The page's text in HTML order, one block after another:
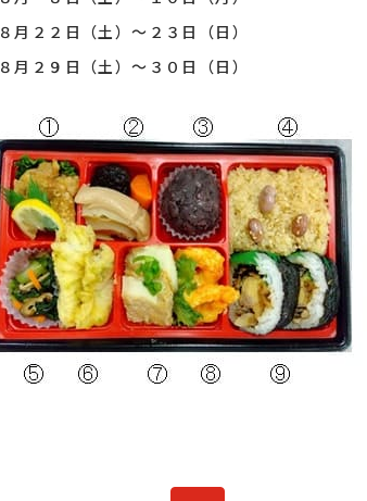
８月２２日（土）～２３日（日）
８月２９日（土）～３０日（日）